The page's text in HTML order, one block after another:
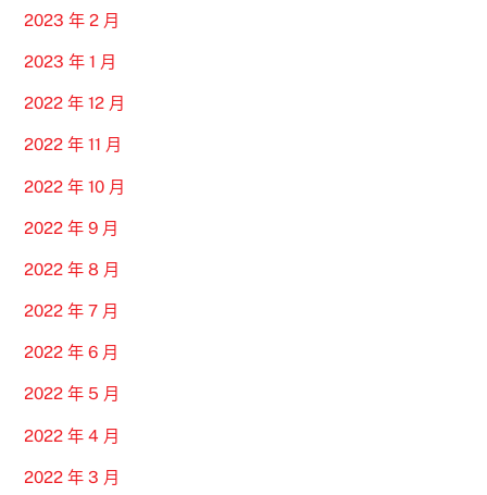
2023 年 2 月
2023 年 1 月
2022 年 12 月
2022 年 11 月
2022 年 10 月
2022 年 9 月
2022 年 8 月
2022 年 7 月
2022 年 6 月
2022 年 5 月
2022 年 4 月
2022 年 3 月